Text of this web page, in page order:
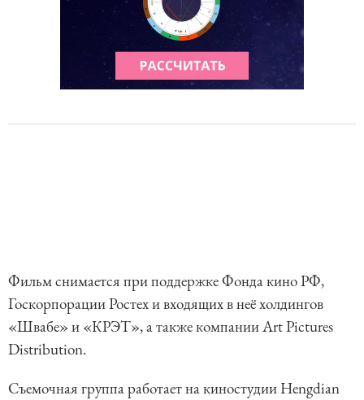
Фильм снимается при поддержке Фонда кино РФ,
Госкорпорации Ростех и входящих в неё холдингов
«Швабе» и «КРЭТ», а также компании Art Pictures
Distribution.
Съемочная группа работает на киностудии Hengdian